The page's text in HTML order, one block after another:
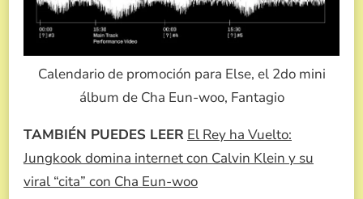
Calendario de promoción para Else, el 2do mini
álbum de Cha Eun-woo, Fantagio
TAMBIÉN PUEDES LEER El Rey ha Vuelto:
Jungkook domina internet con Calvin Klein y su
viral “cita” con Cha Eun-woo